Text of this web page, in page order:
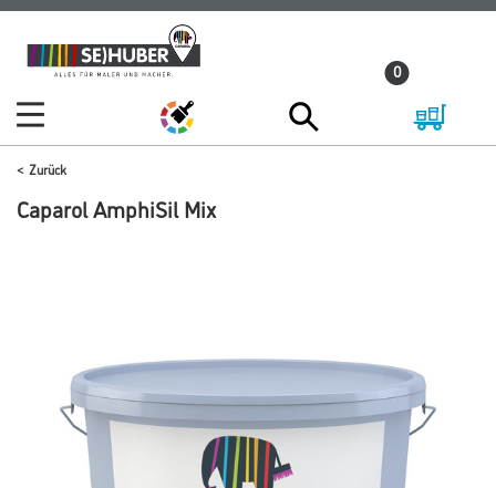
Zum
Inhalt
Zum
Navigationsmenü
0
Zurück
Caparol AmphiSil Mix